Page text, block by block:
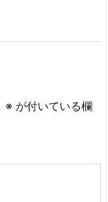
※ が付いている欄